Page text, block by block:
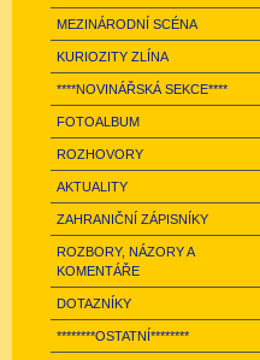
MEZINÁRODNÍ SCÉNA
KURIOZITY ZLÍNA
****NOVINÁŘSKÁ SEKCE****
FOTOALBUM
ROZHOVORY
AKTUALITY
ZAHRANIČNÍ ZÁPISNÍKY
ROZBORY, NÁZORY A
KOMENTÁŘE
DOTAZNÍKY
********OSTATNÍ********